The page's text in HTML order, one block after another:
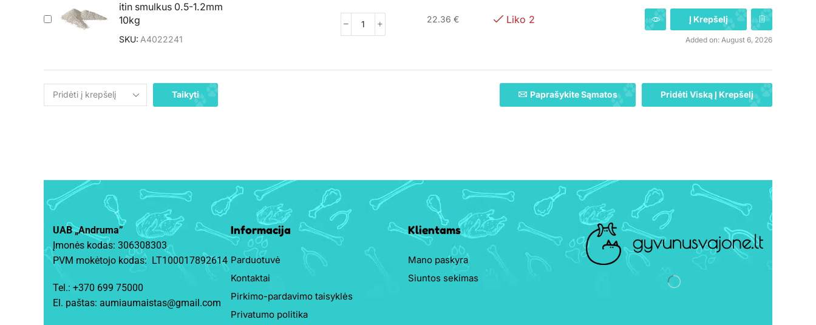
itin smulkus 0.5-1.2mm
10kg
SKU: A4022241
22.36 € Liko 2 Į Krepšelį
Added on: August 6, 2026
Taikyti Paprašykite Sąmatos Pridėti Viską Į Krepšelį
UAB „Andruma”
Įmonės kodas: 306308303
PVM mokėtojo kodas: LT100017892614
Tel.: +370 699 75000
El. paštas: aumiaumaistas@gmail.com
Informacija
Parduotuvė
Kontaktai
Pirkimo-pardavimo taisyklės
Privatumo politika
Klientams
Mano paskyra
Siuntos sekimas